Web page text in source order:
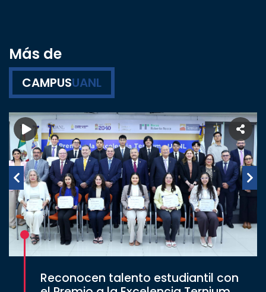
Más de
CAMPUSUANL
Reconocen talento estudiantil con